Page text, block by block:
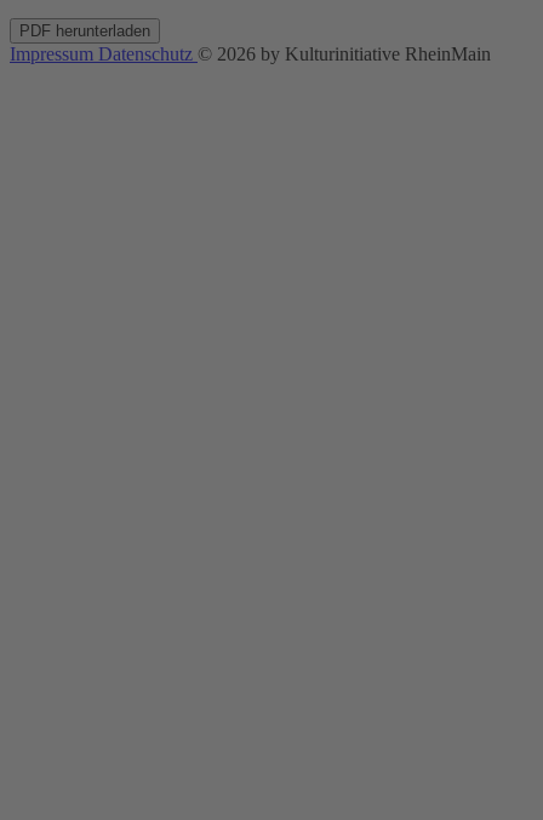
PDF herunterladen
Impressum Datenschutz © 2026 by Kulturinitiative RheinMain